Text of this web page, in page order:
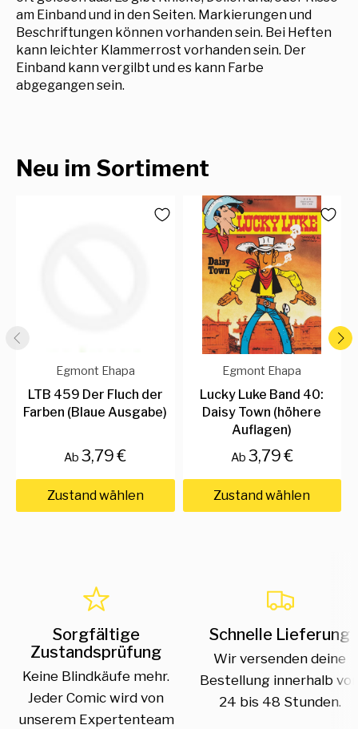
am Einband und in den Seiten. Markierungen und
Beschriftungen können vorhanden sein. Bei Heften
kann leichter Klammerrost vorhanden sein. Der
Einband kann vergilbt und es kann Farbe
abgegangen sein.
Neu im Sortiment
Egmont Ehapa
LTB 459 Der Fluch der
Farben (Blaue Ausgabe)
Ab 3,79 €
Zustand wählen
Egmont Ehapa
Lucky Luke Band 40:
Daisy Town (höhere
Auflagen)
Ab 3,79 €
Zustand wählen
Sorgfältige
Zustandsprüfung
Keine Blindkäufe mehr.
Jeder Comic wird von
unserem Expertenteam
Schnelle Lieferung
Wir versenden deine
Bestellung innerhalb
24 bis 48 Stunden.